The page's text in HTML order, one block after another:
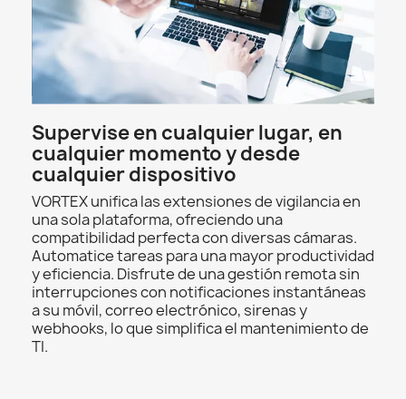
Supervise en cualquier lugar, en
cualquier momento y desde
cualquier dispositivo
VORTEX unifica las extensiones de vigilancia en
una sola plataforma, ofreciendo una
compatibilidad perfecta con diversas cámaras.
Automatice tareas para una mayor productividad
y eficiencia. Disfrute de una gestión remota sin
interrupciones con notificaciones instantáneas
a su móvil, correo electrónico, sirenas y
webhooks, lo que simplifica el mantenimiento de
TI.